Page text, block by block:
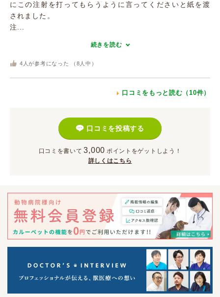
にこの注射を打ってもらうように言ってくださいと紙を渡
されました。
注...
続きを読む
4 人が参考になった （ 8 人中）
口コミをもっと読む（10件）
口コミを投稿する
口コミを書いて 3,000 ポイント をゲットしよう！
詳しくはこちら